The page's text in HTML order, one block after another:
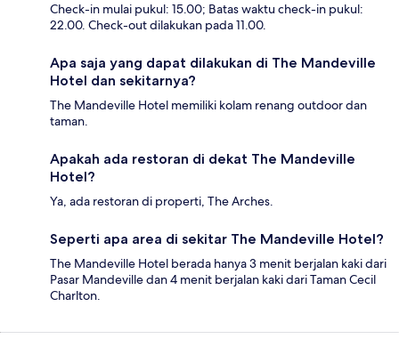
Check-in mulai pukul: 15.00; Batas waktu check-in pukul:
22.00. Check-out dilakukan pada 11.00.
Apa saja yang dapat dilakukan di The Mandeville
Hotel dan sekitarnya?
The Mandeville Hotel memiliki kolam renang outdoor dan
taman.
Apakah ada restoran di dekat The Mandeville
Hotel?
Ya, ada restoran di properti, The Arches.
Seperti apa area di sekitar The Mandeville Hotel?
The Mandeville Hotel berada hanya 3 menit berjalan kaki dari
Pasar Mandeville dan 4 menit berjalan kaki dari Taman Cecil
Charlton.